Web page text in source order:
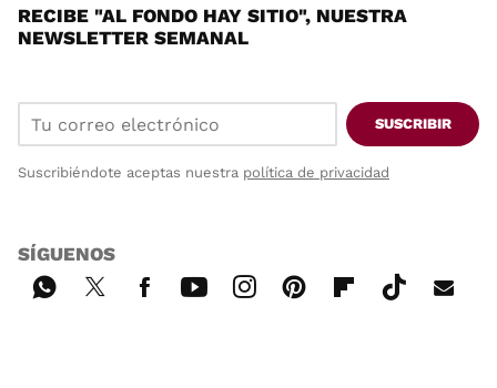
RECIBE "AL FONDO HAY SITIO", NUESTRA
NEWSLETTER SEMANAL
SUSCRIBIR
Suscribiéndote aceptas nuestra política de privacidad
SÍGUENOS